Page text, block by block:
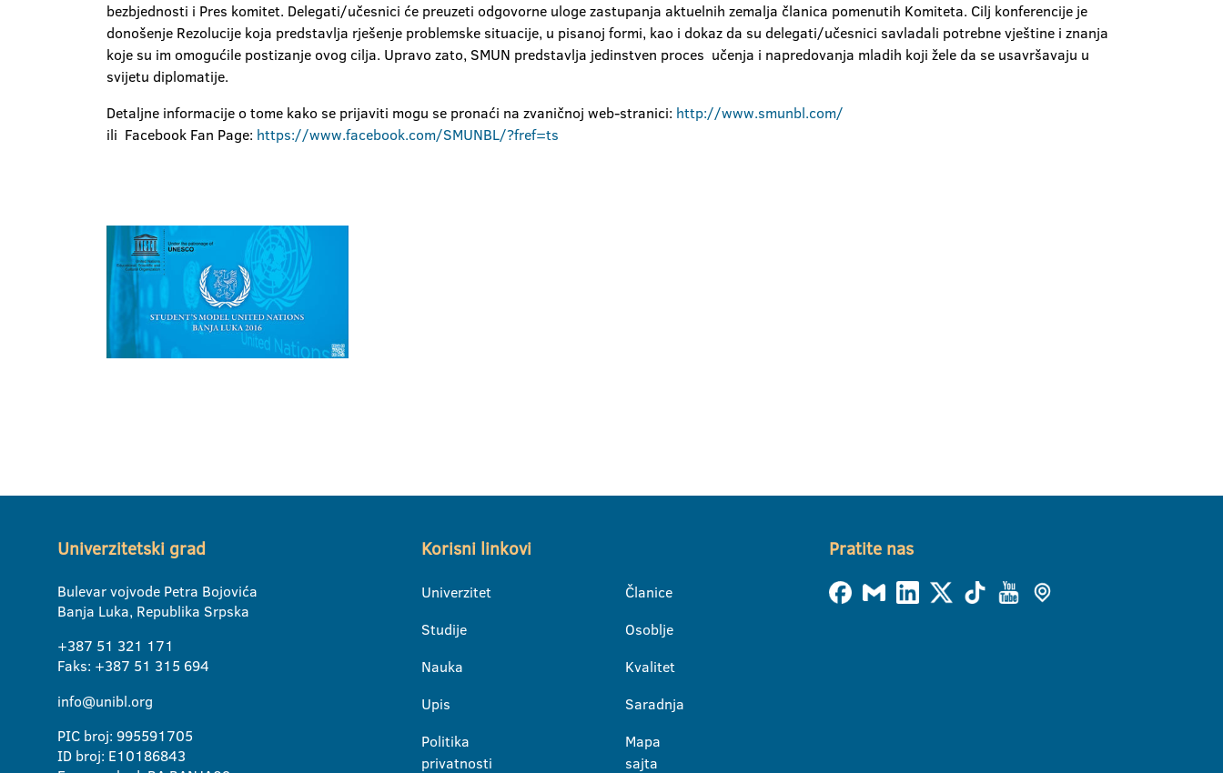
bezbjednosti i Pres komitet. Delegati/učesnici će preuzeti odgovorne uloge zastupanja aktuelnih zemalja članica pomenutih Komiteta. Cilj konferencije je
donošenje Rezolucije koja predstavlja rješenje problemske situacije, u pisanoj formi, kao i dokaz da su delegati/učesnici savladali potrebne vještine i znanja
koje su im omogućile postizanje ovog cilja. Upravo zato, SMUN predstavlja jedinstven proces učenja i napredovanja mladih koji žele da se usavršavaju u
svijetu diplomatije.
Detaljne informacije o tome kako se prijaviti mogu se pronaći na zvaničnoj web-stranici: http://www.smunbl.com/
ili Facebook Fan Page: https://www.facebook.com/SMUNBL/?fref=ts
Univerzitetski grad
Bulevar vojvode Petra Bojovića
Banja Luka, Republika Srpska
+387 51 321 171
Faks: +387 51 315 694
info@unibl.org
PIC broj: 995591705
ID broj: E10186843
Korisni linkovi
Univerzitet
Studije
Nauka
Upis
Politika
privatnosti
Članice
Osoblje
Kvalitet
Saradnja
Mapa
sajta
Pratite nas